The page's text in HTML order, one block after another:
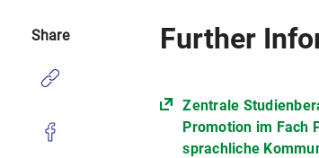
Further
Zentrale
Promotion im Fach
sprachliche
Share